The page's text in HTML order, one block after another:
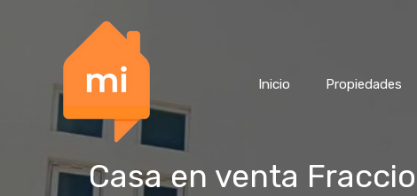
Inicio Propiedades
Casa en venta